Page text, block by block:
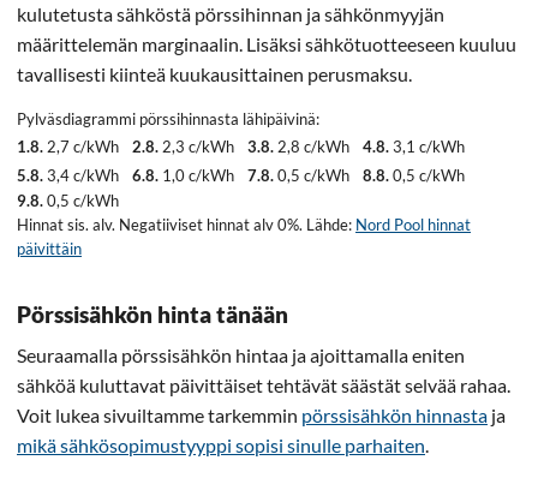
kulutetusta sähköstä pörssihinnan ja sähkönmyyjän
määrittelemän marginaalin. Lisäksi sähkötuotteeseen kuuluu
tavallisesti kiinteä kuukausittainen perusmaksu.
Pylväsdiagrammi pörssihinnasta lähipäivinä:
1.8. 2,7 c/kWh 2.8. 2,3 c/kWh 3.8. 2,8 c/kWh 4.8.3,1 c/kWh
5.8.3,4 c/kWh 6.8. 1,0 c/kWh 7.8.0,5 c/kWh 8.8.0,5 c/kWh
9.8.0,5 c/kWh
Hinnat sis. alv. Negatiiviset hinnat alv 0%. Lähde: Nord Pool hinnat
päivittäin
Pörssisähkön hinta tänään
Seuraamalla pörssisähkön hintaa ja ajoittamalla eniten
sähköä kuluttavat päivittäiset tehtävät säästät selvää rahaa.
Voit lukea sivuiltamme tarkemmin pörssisähkön hinnasta ja
mikä sähkösopimustyyppi sopisi sinulle parhaiten